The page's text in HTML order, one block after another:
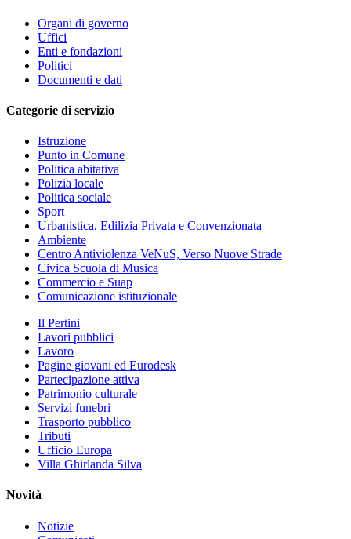
Organi di governo
Uffici
Enti e fondazioni
Politici
Documenti e dati
Categorie di servizio
Istruzione
Punto in Comune
Politica abitativa
Polizia locale
Politica sociale
Sport
Urbanistica, Edilizia Privata e Convenzionata
Ambiente
Centro Antiviolenza VeNuS, Verso Nuove Strade
Civica Scuola di Musica
Commercio e Suap
Comunicazione istituzionale
Il Pertini
Lavori pubblici
Lavoro
Pagine giovani ed Eurodesk
Partecipazione attiva
Patrimonio culturale
Servizi funebri
Trasporto pubblico
Tributi
Ufficio Europa
Villa Ghirlanda Silva
Novità
Notizie